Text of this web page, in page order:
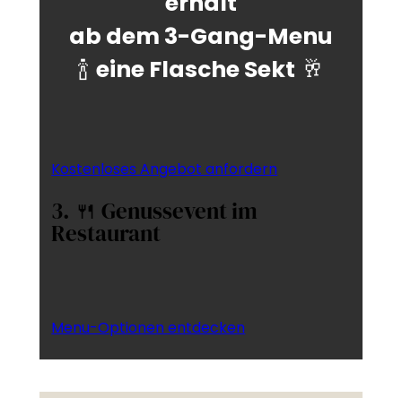
ab dem 3-Gang-Menu
🍾 eine Flasche Sekt 🥂
Kostenloses Angebot anfordern
3. 🍴 Genussevent im
Restaurant
Menu-Optionen entdecken